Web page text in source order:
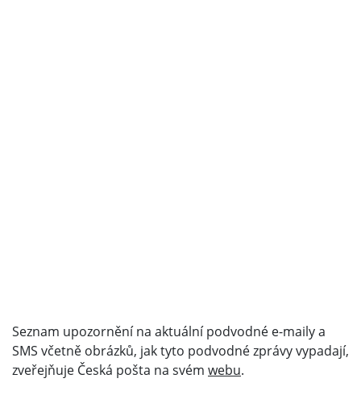
Seznam upozornění na aktuální podvodné e-maily a
SMS včetně obrázků, jak tyto podvodné zprávy vypadají,
zveřejňuje Česká pošta na svém webu.